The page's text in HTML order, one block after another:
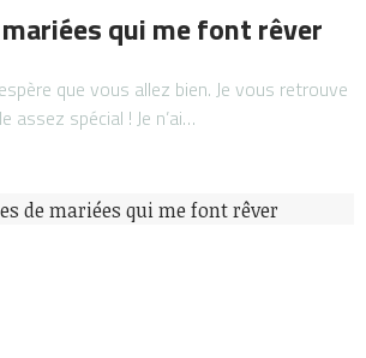
qui me font rêver
que vous allez bien. Je vous retrouve
assez spécial ! Je n’ai…